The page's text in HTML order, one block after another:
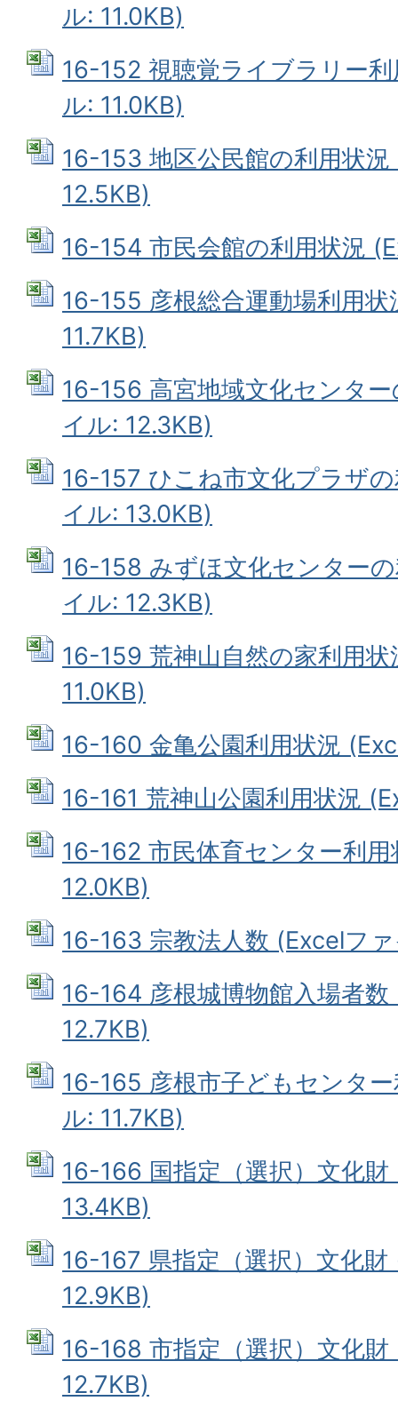
ル: 11.0KB)
16-152 視聴覚ライブラリー
ル: 11.0KB)
16-153 地区公民館の利用状
12.5KB)
16-154 市民会館の利用状況
16-155 彦根総合運動場利用
11.7KB)
16-156 高宮地域文化センタ
イル: 12.3KB)
16-157 ひこね市文化プラザ
イル: 13.0KB)
16-158 みずほ文化センター
イル: 12.3KB)
16-159 荒神山自然の家利用
11.0KB)
16-160 金亀公園利用状況
16-161 荒神山公園利用状況
16-162 市民体育センター利
12.0KB)
16-163 宗教法人数 (Excelフ
16-164 彦根城博物館入場者
12.7KB)
16-165 彦根市子どもセンタ
ル: 11.7KB)
16-166 国指定（選択）文化
13.4KB)
16-167 県指定（選択）文化
12.9KB)
16-168 市指定（選択）文化
12.7KB)